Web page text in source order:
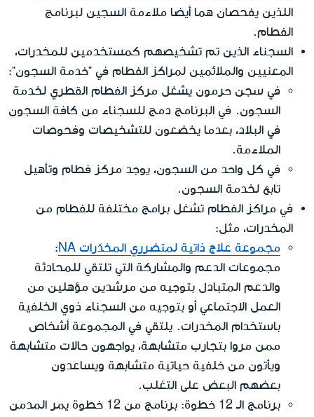
اللذين يفحصان هما أيضا ملاءمة السجين لبرنامج
الفطام.
السجناء الذين تم تشخيصهم كمستخدمين للمخدرات،
المعنيين والملائمين لمراكز الفطام في "خدمة السجون":
في سجن حرمون يشغل مركز الفطام القطري لخدمة
السجون. في البرنامج دمج للسجناء من كافة السجون
في البلاد، بعدما يخضعون للتشخيصات وفحوصات
الملاءمة.
في كل واحد من السجون، يوجد مركز فطام وتأهيل
تابع لخدمة السجون.
في مراكز الفطام تشغل برامج مختلفة للفطام من
المخدرات، مثل:
مجموعة علاج ذاتية لمتضرري المخدّرات NA
:
مجموعات الدعم والمشاركة التي تلتقي للمحادثة
والدعم المتبادل بتوجيه من مرشدين مؤهلين من
العمل الاجتماعي أو بتوجيه من السجناء ذوي الخلفية
باستخدام المخدرات. يلتقي في المجموعة أشخاص
ممن مروا بتجارب متشابهة، يواجهون حالات متشابهة
ويأتون من خلفية حياتية متشابهة ويساعدون
بعضهم البعض على التغلب.
برنامج الـ 12 خطوة: برنامج من 12 خطوة يمر المدمن